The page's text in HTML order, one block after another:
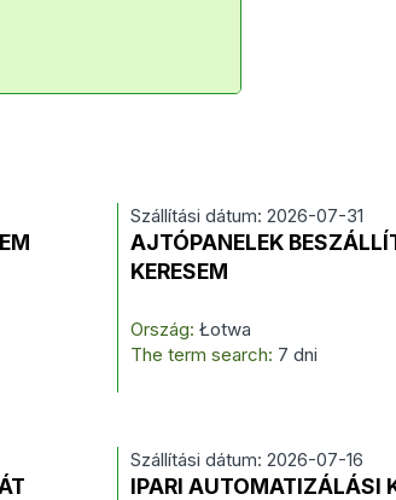
Szállítási dátum: 2026-07-31
AJTÓPANELEK
KERESEM
Ország: Łotwa
The term search: 7 dni
Szállítási dátum: 2026-07-16
IPARI AUTOMATIZÁLÁSI